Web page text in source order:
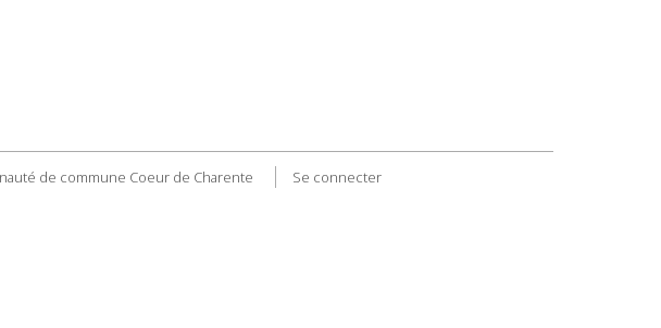
de commune Coeur de Charente Se connecter